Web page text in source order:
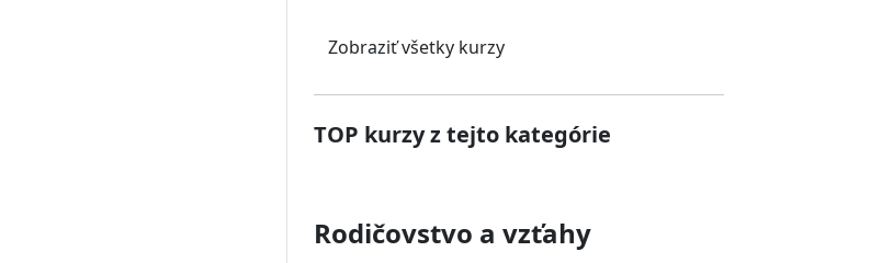
Zobraziť všetky kurzy
TOP kurzy z tejto kategórie
Rodičovstvo a vzťahy